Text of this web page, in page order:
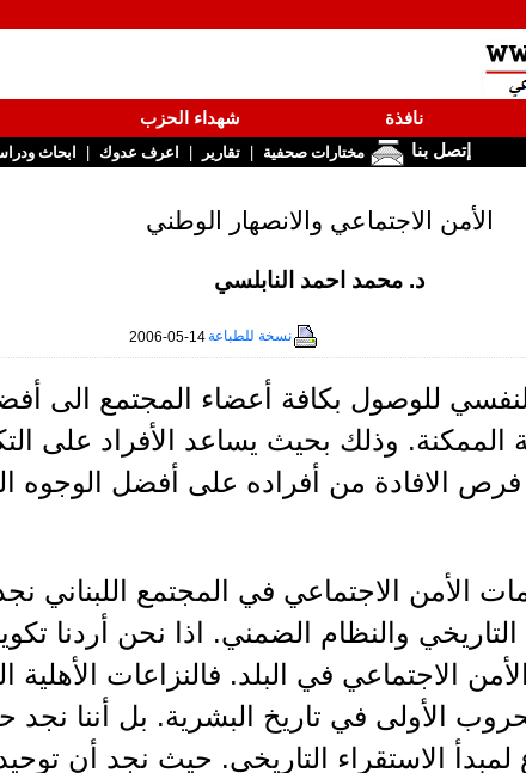
نافذة شهداء الحزب
إتصل بنا مختارات صحفية | تقارير | اعرف عدوك | ابحاث
الأمن الاجتماعي والانصهار الوطني
د. محمد احمد النابلسي
نسخة للطباعة2006-05-14
للوصول بكافة أعضاء المجتمع الى
الممكنة. وذلك بحيث يساعد الأفراد على
فرص الافادة من أفراده على أفضل الوجوه
الأمن الاجتماعي في المجتمع اللبناني
التاريخي والنظام الضمني. اذا نحن أردنا
الاجتماعي في البلد. فالنزاعات الأهلية
الأولى في تاريخ البشرية. بل أننا نجد
لمبدأ الاستقراء التاريخي. حيث نجد أن